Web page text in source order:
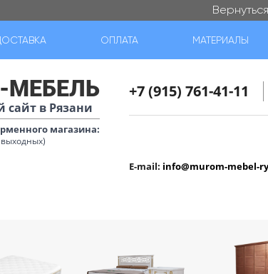
ОПЛАТА МАТЕРИАЛЫ
в Рязани
магазина:
+7 (915) 761-41-11
E-mail: info@murom-mebel-